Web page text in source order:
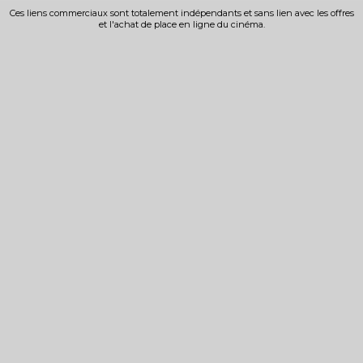
Ces liens commerciaux sont totalement indépendants et sans lien avec les offres
et l'achat de place en ligne du cinéma.